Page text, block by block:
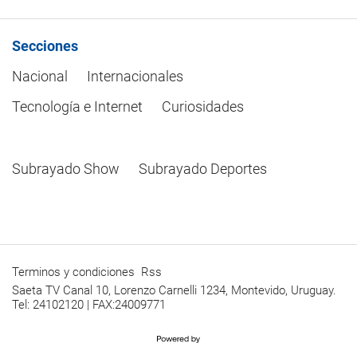
Secciones
Nacional
Internacionales
Tecnología e Internet
Curiosidades
Subrayado Show Subrayado Deportes
Terminos y condiciones Rss
Saeta TV Canal 10, Lorenzo Carnelli 1234, Montevido, Uruguay.
Tel: 24102120 | FAX:24009771